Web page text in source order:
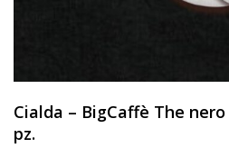
Cialda – BigCaffè The
pz.